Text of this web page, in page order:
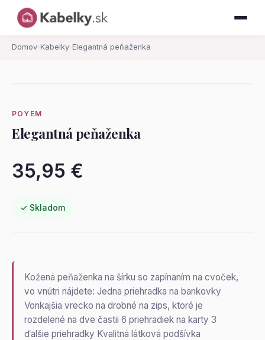
Domov› Kabelky› Elegantná peňaženka
POYEM
Elegantná peňaženka
35,95 €
✓ Skladom
Kožená peňaženka na šírku so zapínaním na cvoček,
vo vnútri nájdete: Jedna priehradka na bankovky
Vonkajšia vrecko na drobné na zips, ktoré je
rozdelené na dve častii 6 priehradiek na karty 3
ďalšie priehradky Kvalitná látková podšívka